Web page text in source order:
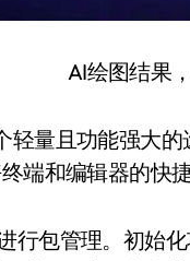
AI绘图结果
轻量且功能强大
端和编辑器的快
行包管理。初始